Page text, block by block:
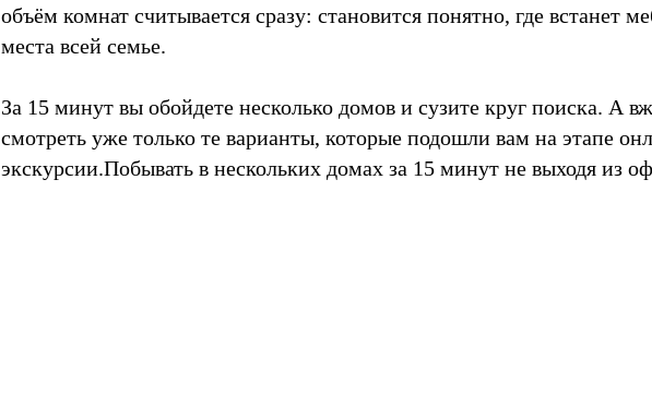
объём комнат считывается сразу: становится понятно, где встанет
места всей семье.
За 15 минут вы обойдете несколько домов и сузите круг поиска. А
смотреть уже только те варианты, которые подошли вам на этапе
экскурсии.Побывать в нескольких домах за 15 минут не выходя из